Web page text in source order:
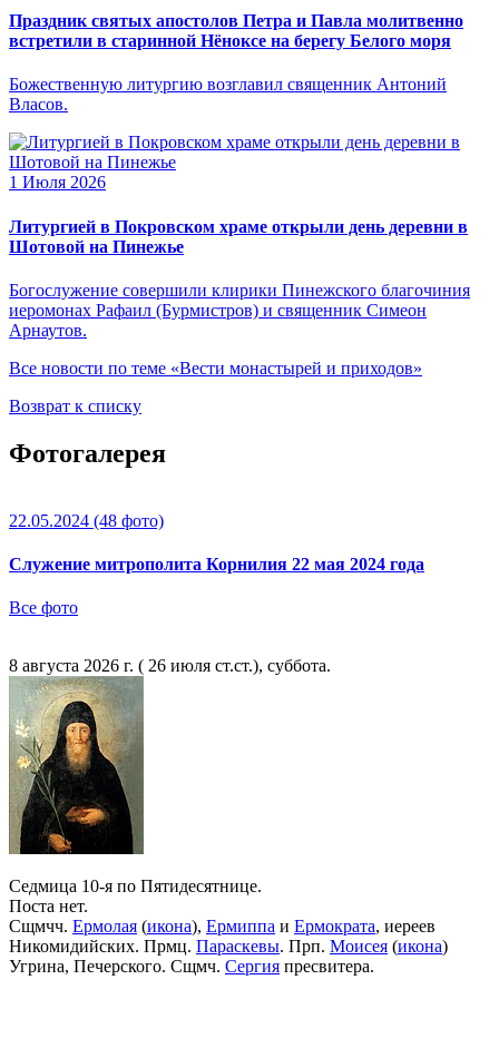
Праздник святых апостолов Петра и Павла молитвенно
встретили в старинной Нёноксе на берегу Белого моря
Божественную литургию возглавил священник Антоний
Власов.
1 Июля 2026
Литургией в Покровском храме открыли день деревни в
Шотовой на Пинежье
Богослужение совершили клирики Пинежского благочиния
иеромонах Рафаил (Бурмистров) и священник Симеон
Арнаутов.
Все новости по теме «Вести монастырей и приходов»
Возврат к списку
Фотогалерея
22.05.2024 (48 фото)
Служение митрополита Корнилия 22 мая 2024 года
Все фото
8 августа 2026 г. ( 26 июля ст.ст.), суббота.
Седмица 10-я по Пятидесятнице.
Поста нет.
Сщмчч. Ермолая (икона), Ермиппа и Ермократа, иереев
Никомидийских. Прмц. Параскевы. Прп. Моисея (икона)
Угрина, Печерского. Сщмч. Сергия пресвитера.